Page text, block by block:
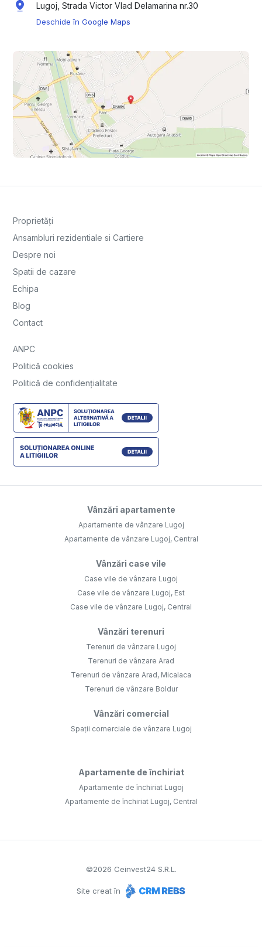
Lugoj, Strada Victor Vlad Delamarina nr.30
Deschide în Google Maps
Proprietăți
Ansambluri rezidentiale si Cartiere
Despre noi
Spatii de cazare
Echipa
Blog
Contact
ANPC
Politică cookies
Politică de confidențialitate
Vânzări apartamente
Apartamente de vânzare Lugoj
Apartamente de vânzare Lugoj, Central
Vânzări case vile
Case vile de vânzare Lugoj
Case vile de vânzare Lugoj, Est
Case vile de vânzare Lugoj, Central
Vânzări terenuri
Terenuri de vânzare Lugoj
Terenuri de vânzare Arad
Terenuri de vânzare Arad, Micalaca
Terenuri de vânzare Boldur
Vânzări comercial
Spații comerciale de vânzare Lugoj
Apartamente de închiriat
Apartamente de închiriat Lugoj
Apartamente de închiriat Lugoj, Central
©2026 Ceinvest24 S.R.L.
Site creat în